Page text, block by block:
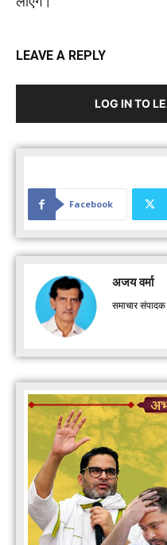
LEAVE A REPLY
LOG IN TO
Facebook
अजय वर्मा
समाचार संपादक